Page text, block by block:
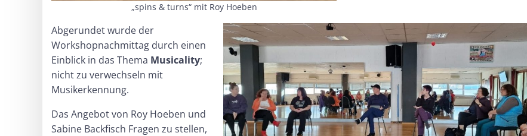
„spins & turns“ mit Roy Hoeben
Abgerundet wurde der
Workshopnachmittag durch einen
Einblick in das Thema Musicality;
nicht zu verwechseln mit
Musikerkennung.
Das Angebot von Roy Hoeben und
Sabine Backfisch Fragen zu stellen,